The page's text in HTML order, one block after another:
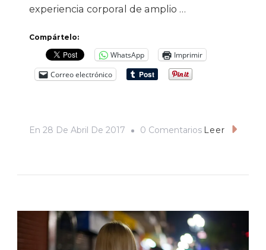
experiencia corporal de amplio …
Compártelo:
WhatsApp
Imprimir
Correo electrónico
En 28 De Abril De 2017 0 ComentariosEn
Pero
El
Leer